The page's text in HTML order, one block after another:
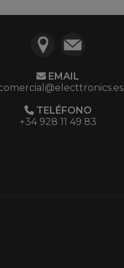
EMAIL
TELÉFONO
+34 928 11 49 83